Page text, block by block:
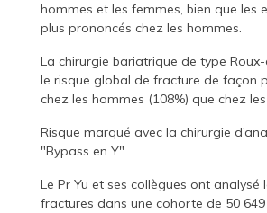
hommes et les femmes, bien que les
plus prononcés chez les hommes.
La chirurgie bariatrique de type
le risque global de fracture de façon
chez les hommes (108%) que chez
Risque marqué avec la chirurgie
"Bypass en Y"
Le Pr Yu et ses collègues ont analysé
fractures dans une cohorte de 50